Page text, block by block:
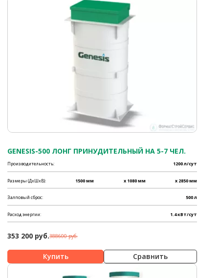
GENESIS-500 ЛОНГ ПРИНУДИТЕЛЬНЫЙ НА 5-7 ЧЕЛ.
Производительность: 1200 л/сут
Размеры (ДхШхВ): 1500 мм x 1080 мм x 2850 мм
Залповый сброс: 500 л
Расход энергии: 1.4 кВт/сут
353 200 руб.388600 руб.
Сравнить